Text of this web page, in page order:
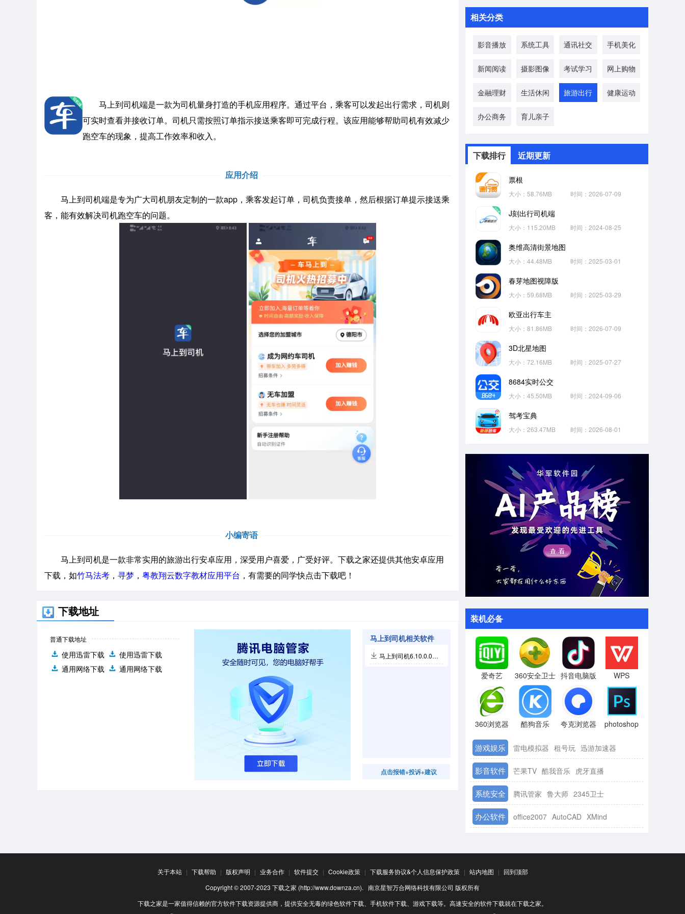
马上到司机端是一款为司机量身打造的手机应用程序。通过平台，乘客可以发起出行需求，司机则
可实时查看并接收订单。司机只需按照订单指示接送乘客即可完成行程。该应用能够帮助司机有效减少
跑空车的现象，提高工作效率和收入。
应用介绍
马上到司机端是专为广大司机朋友定制的一款app，乘客发起订单，司机负责接单，然后根据订单提示接送乘
客，能有效解决司机跑空车的问题。
小编寄语
马上到司机是一款非常实用的旅游出行安卓应用，深受用户喜爱，广受好评。下载之家还提供其他安卓应用
下载，如竹马法考 ， 寻梦 ， 粤教翔云数字教材应用平台 ，有需要的同学快点击下载吧！
下载地址
普通下载地址
使用迅雷下载
使用迅雷下载
通用网络下载
通用网络下载
马上到司机相关软件
马上到司机6.10.0.0002
点击报错+投诉+建议
相关分类
影音播放 系统工具 通讯社交 手机美化
新闻阅读 摄影图像 考试学习 网上购物
金融理财 生活休闲 旅游出行 健康运动
办公商务 育儿亲子
下载排行 近期更新
票根
大小：58.76MB 时间：2026-07-09
J刻出行司机端
大小：115.20MB 时间：2024-08-25
奥维高清街景地图
大小：44.48MB 时间：2025-03-01
春芽地图视障版
大小：59.68MB 时间：2025-03-29
欧亚出行车主
大小：81.86MB 时间：2026-07-09
3D北星地图
大小：72.16MB 时间：2025-07-27
8684实时公交
大小：45.50MB 时间：2024-09-06
驾考宝典
大小：263.47MB 时间：2026-08-01
装机必备
爱奇艺 360安全卫士 抖音电脑版 WPS
360浏览器 酷狗音乐 夸克浏览器 photoshop
游戏娱乐 雷电模拟器 租号玩 迅游加速器
影音软件 芒果TV 酷我音乐 虎牙直播
系统安全 腾讯管家 鲁大师 2345卫士
办公软件 office2007 AutoCAD XMind
关于本站 | 下载帮助 | 版权声明 | 业务合作 | 软件提交 | Cookie政策 | 下载服务协议&个人信息保护政策 | 站内地图 | 回到顶部
Copyright © 2007-2023 下载之家 (http://www.downza.cn). 南京星智万合网络科技有限公司 版权所有
下载之家是一家值得信赖的官方软件下载资源提供商，提供安全无毒的绿色软件下载、手机软件下载、游戏下载等。高速安全的软件下载就在下载之家。